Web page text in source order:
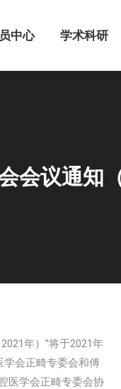
中心 学术科研
会议通知
年）”将于2021年
学会正畸专委会和傅
医学会正畸专委会协